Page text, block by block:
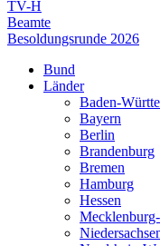
TV-H
Beamte
Besoldungsrunde 2026
Bund
Länder
Baden-
Bayern
Berlin
Brandenburg
Bremen
Hamburg
Hessen